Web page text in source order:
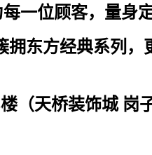
一位顾客，量身
东方经典系列
（天桥装饰城 岗